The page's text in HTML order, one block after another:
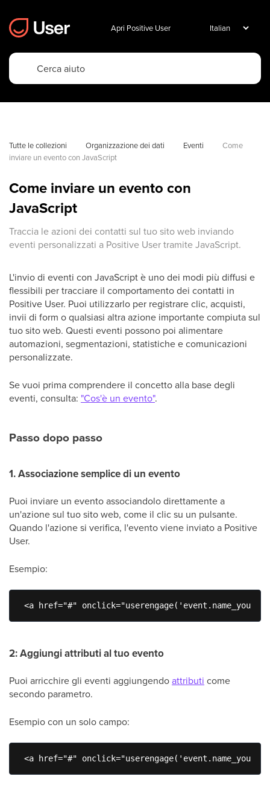
Apri Positive User
Tutte le collezioni Organizzazione dei dati Eventi
Come
inviare un evento con JavaScript
Come inviare un evento con
JavaScript
Traccia le azioni dei contatti sul tuo sito web inviando
eventi personalizzati a Positive User tramite JavaScript.
L'invio di eventi con JavaScript è uno dei modi più diffusi e
flessibili per tracciare il comportamento dei contatti in
Positive User. Puoi utilizzarlo per registrare clic, acquisti,
invii di form o qualsiasi altra azione importante compiuta sul
tuo sito web. Questi eventi possono poi alimentare
automazioni, segmentazioni, statistiche e comunicazioni
personalizzate.
Se vuoi prima comprendere il concetto alla base degli
eventi, consulta: "Cos'è un evento".
Passo dopo passo
1. Associazione semplice di un evento
Puoi inviare un evento associandolo direttamente a
un'azione sul tuo sito web, come il clic su un pulsante.
Quando l'azione si verifica, l'evento viene inviato a Positive
User.
Esempio:
<a href="#"
2: Aggiungi attributi al tuo evento
Puoi arricchire gli eventi aggiungendoattributi come
secondo parametro.
Esempio con un solo campo:
<a href="#"